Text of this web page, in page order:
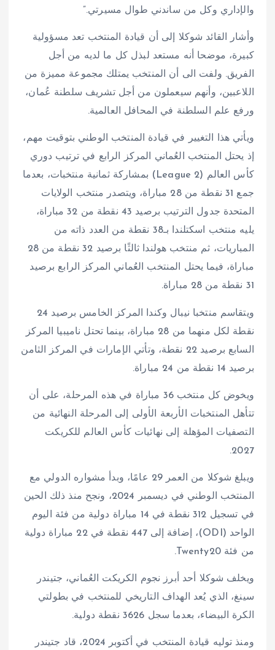
والإداري وكل من ساندني طوال مسيرتي.”
وأشار القائد شوكلا إلى أن قيادة المنتخب تعد مسؤولية
كبيرة، موضحا أنه مستعد لبذل كل ما لديه من أجل
الفريق. ولفت الى أن المنتخب يمتلك مجموعة مميزة من
اللاعبين، وأنهم سيعملون من أجل تشريف سلطنة عُمان،
ورفع علم السلطنة في المحافل العالمية.
ويأتي هذا التغيير في قيادة المنتخب الوطني بتوقيت مهم،
إذ يحتل المنتخب العُماني المركز الرابع في ترتيب دوري
كأس العالم (League 2) بمشاركة ثمانية منتخبات، بعدما
جمع 31 نقطة من 28 مباراة، ويتصدر منتخب الولايات
المتحدة جدول الترتيب برصيد 43 نقطة من 32 مباراة،
يليه منتخب اسكتلندا بـ38 نقطة من العدد ذاته من
المباريات، ثم منتخب هولندا ثالثًا برصيد 32 نقطة من 28
مباراة، فيما يحتل المنتخب العُماني المركز الرابع برصيد
31 نقطة من 28 مباراة.
ويتقاسم منتخبا نيبال وكندا المركز الخامس برصيد 24
نقطة لكل منهما من 28 مباراة، بينما تحتل ناميبيا المركز
السابع برصيد 22 نقطة، وتأتي الإمارات في المركز الثامن
برصيد 14 نقطة من 24 مباراة.
ويخوض كل منتخب 36 مباراة في هذه المرحلة، على أن
تتأهل المنتخبات الأربعة الأولى إلى المرحلة النهائية من
التصفيات المؤهلة إلى نهائيات كأس العالم للكريكت
2027.
ويبلغ شوكلا من العمر 29 عامًا، وبدأ مشواره الدولي مع
المنتخب الوطني في ديسمبر 2024، ونجح منذ ذلك الحين
في تسجيل 312 نقطة في 14 مباراة دولية من فئة اليوم
الواحد (ODI)، إضافة إلى 447 نقطة في 22 مباراة دولية
من فئة Twenty20.
ويخلف شوكلا أحد أبرز نجوم الكريكت العُماني، جتيندر
سينغ، الذي يُعد الهداف التاريخي للمنتخب في بطولتي
الكرة البيضاء، بعدما سجل 3626 نقطة دولية.
ومنذ توليه قيادة المنتخب في أكتوبر 2024، قاد جتيندر